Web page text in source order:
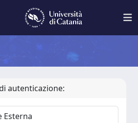
autenticazione:
Esterna